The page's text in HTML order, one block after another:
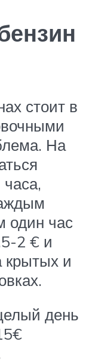
стоит в
На
один час
2 € и
крытых и
день